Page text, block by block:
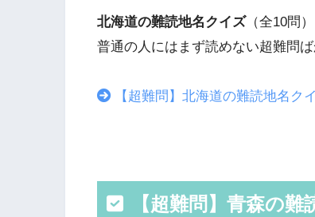
北海道の難読地名クイズ（全10問
普通の人にはまず読めない超難問
【超難問】北海道の難読地名ク
【超難問】青森の